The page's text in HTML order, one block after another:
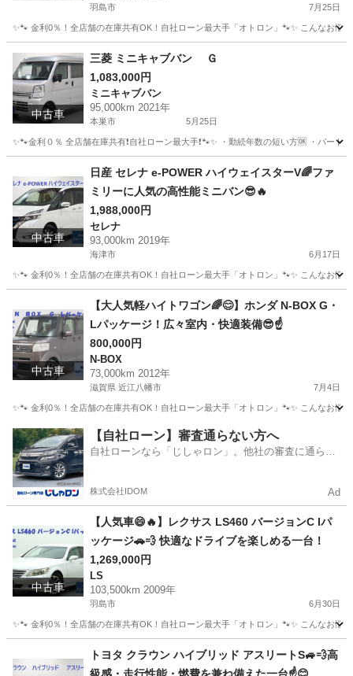
羽島市 7月25日
✨🐾 金利0％！全店舗の在庫共有OK！自社ローン最大手「オトロン」🐾✨ こんなお
岐阜 羽島市 セレナ
中古車
三菱 ミニキャブバン Ｇ
1,083,000円
ミニキャブバン
95,000km 2021年
本巣市 5月25日
✨🐾金利０％ 全店舗在庫共有❗️自社ローン最大手❗️🐾✨ ・勤続年数の短い方🆗 ・パー
ミニキャブバン
中古車
日産 セレナ e-POWER ハイウェイスターV🌈ファ
ミリーに人気の高性能ミニバン😎🔥
1,988,000円
セレナ
93,000km 2019年
海津市 6月17日
✨🐾 金利0％！全店舗の在庫共有OK！自社ローン最大手「オトロン」🐾✨ こんなお
セレナ
中古車
【大人気軽ハイトワゴン🌈😊】ホンダ N-BOX G・
Lパッケージ！広々室内・快適装備😎☝️
800,000円
N-BOX
73,000km 2012年
滋賀県 近江八幡市 7月4日
✨🐾 金利0％！全店舗の在庫共有OK！自社ローン最大手「オトロン」🐾✨ こんなお
滋賀 近江八幡市 N-BOX
【自社ローン】審査通らない方へ
自社ローンなら「じしゃロン」。他社の審査に通らな
株式会社IDOM Ad
中古車
【人気車😄🔥】レクサス LS460 バージョンC Iパ
ッケージ🚗💨 快適なドライブを楽しめる一台！
1,269,000円
LS
103,500km 2009年
羽島市 6月30日
✨🐾 金利0％！全店舗の在庫共有OK！自社ローン最大手「オトロン」🐾✨ こんなお
トヨタ クラウン ハイブリッド アスリートS🚙💨高